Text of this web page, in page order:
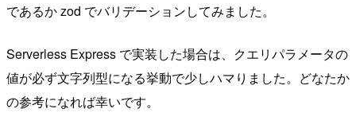
であるか zod でバリデーションしてみました。
Serverless Express で実装した場合は、クエリパラメータの
値が必ず文字列型になる挙動で少しハマりました。どなたか
の参考になれば幸いです。